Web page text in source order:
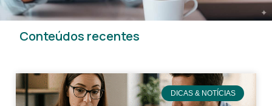
Conteúdos recentes
DICAS & NOTÍCIAS